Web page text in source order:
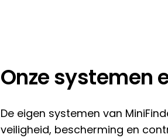
Onze systemen
De eigen systemen van
veiligheid, bescherming en